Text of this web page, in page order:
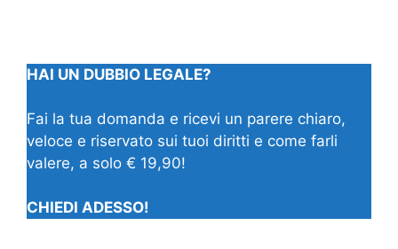
HAI UN DUBBIO LEGALE?
Fai la tua domanda e ricevi un parere chiaro,
veloce e riservato sui tuoi diritti e come farli
valere, a solo € 19,90!
CHIEDI ADESSO!